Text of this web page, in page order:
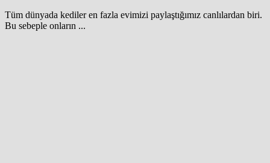
Tüm dünyada kediler en fazla evimizi paylaştığımız canlılardan biri.
Bu sebeple onların ...